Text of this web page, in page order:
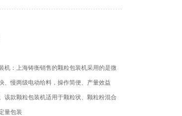
机：上海铸衡销售的颗粒包装机​采用的是微
、慢两级电动给料，操作简便、产量效益
该款颗粒包装机适用于颗粒状、颗粒粉混合
量包装